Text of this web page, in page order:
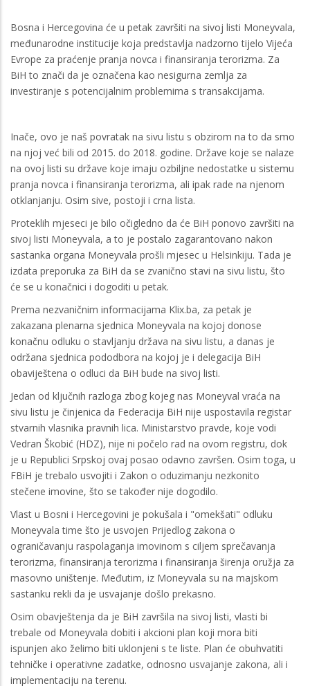
Bosna i Hercegovina će u petak završiti na sivoj listi Moneyvala,
međunarodne institucije koja predstavlja nadzorno tijelo Vijeća
Evrope za praćenje pranja novca i finansiranja terorizma. Za
BiH to znači da je označena kao nesigurna zemlja za
investiranje s potencijalnim problemima s transakcijama.
Inače, ovo je naš povratak na sivu listu s obzirom na to da smo
na njoj već bili od 2015. do 2018. godine. Države koje se nalaze
na ovoj listi su države koje imaju ozbiljne nedostatke u sistemu
pranja novca i finansiranja terorizma, ali ipak rade na njenom
otklanjanju. Osim sive, postoji i crna lista.
Proteklih mjeseci je bilo očigledno da će BiH ponovo završiti na
sivoj listi Moneyvala, a to je postalo zagarantovano nakon
sastanka organa Moneyvala prošli mjesec u Helsinkiju. Tada je
izdata preporuka za BiH da se zvanično stavi na sivu listu, što
će se u konačnici i dogoditi u petak.
Prema nezvaničnim informacijama Klix.ba, za petak je
zakazana plenarna sjednica Moneyvala na kojoj donose
konačnu odluku o stavljanju država na sivu listu, a danas je
održana sjednica pododbora na kojoj je i delegacija BiH
obaviještena o odluci da BiH bude na sivoj listi.
Jedan od ključnih razloga zbog kojeg nas Moneyval vraća na
sivu listu je činjenica da Federacija BiH nije uspostavila registar
stvarnih vlasnika pravnih lica. Ministarstvo pravde, koje vodi
Vedran Škobić (HDZ), nije ni počelo rad na ovom registru, dok
je u Republici Srpskoj ovaj posao odavno završen. Osim toga, u
FBiH je trebalo usvojiti i Zakon o oduzimanju nezkonito
stečene imovine, što se također nije dogodilo.
Vlast u Bosni i Hercegovini je pokušala i "omekšati" odluku
Moneyvala time što je usvojen Prijedlog zakona o
ograničavanju raspolaganja imovinom s ciljem sprečavanja
terorizma, finansiranja terorizma i finansiranja širenja oružja za
masovno uništenje. Međutim, iz Moneyvala su na majskom
sastanku rekli da je usvajanje došlo prekasno.
Osim obavještenja da je BiH završila na sivoj listi, vlasti bi
trebale od Moneyvala dobiti i akcioni plan koji mora biti
ispunjen ako želimo biti uklonjeni s te liste. Plan će obuhvatiti
tehničke i operativne zadatke, odnosno usvajanje zakona, ali i
implementaciju na terenu.